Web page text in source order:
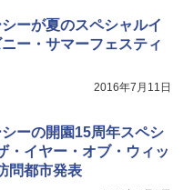
ーが夏のスペシャルイ
ー・サマーフェスティ
2016年7月11日
ーの開園15周年スペシ
・イヤー・オブ・ウィッ
問都市発表